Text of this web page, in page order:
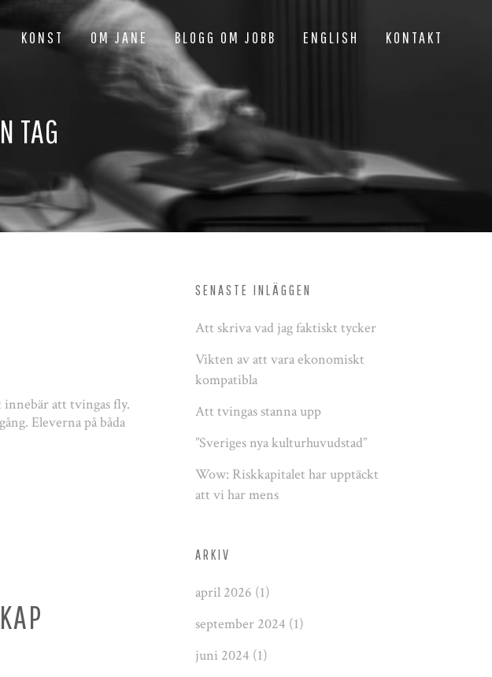
KONST OM JANE BLOGG OM JOBB ENGLISH KONTAKT
TAG
innebär att tvingas fly.
Eleverna på båda
SENASTE INLÄGGEN
Att skriva vad jag faktiskt tycker
Vikten av att vara ekonomiskt
kompatibla
Att tvingas stanna upp
”Sveriges nya kulturhuvudstad”
Wow: Riskkapitalet har upptäckt
att vi har mens
ARKIV
april 2026 (1)
september 2024 (1)
juni 2024 (1)